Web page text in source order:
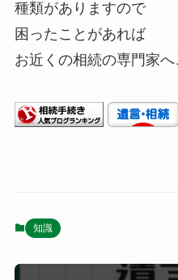
種類がありますので
困ったことがあれば
お近くの相続の専門家
知識